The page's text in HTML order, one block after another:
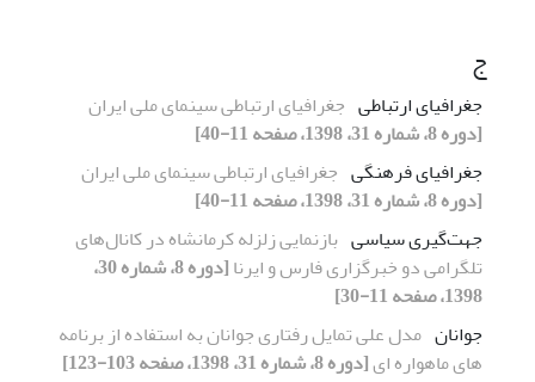
ج
جغرافیای ارتباطی جغرافیای ارتباطی سینمای ملی ایران
[دوره 8، شماره 31، 1398، صفحه 11-40]
جغرافیای فرهنگی جغرافیای ارتباطی سینمای ملی ایران
[دوره 8، شماره 31، 1398، صفحه 11-40]
جهت‌گیری سیاسی بازنمایی زلزله کرمانشاه در کانال‌های
تلگرامی دو خبرگزاری فارس و ایرنا
[دوره 8، شماره 30،
1398، صفحه 11-30]
جوانان مدل علی تمایل رفتاری جوانان به استفاده از برنامه
های ماهواره ای[دوره 8، شماره 31، 1398، صفحه 103-123]